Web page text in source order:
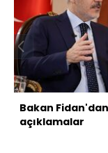
Bakan Fidan'dan
açıklamalar